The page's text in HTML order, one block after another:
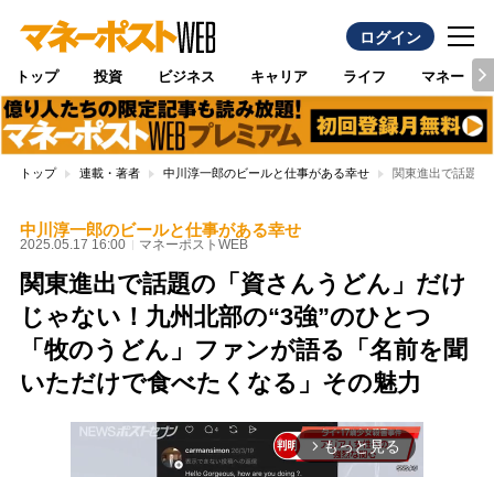
ログイン
トップ 投資 ビジネス キャリア ライフ マネー
トップ 連載・著者 中川淳一郎のビールと仕事がある幸せ 関東進出で話題の
中川淳一郎のビールと仕事がある幸せ
2025.05.17 16:00 マネーポストWEB
関東進出で話題の「資さんうどん」だけ
じゃない！九州北部の“3強”のひとつ
「牧のうどん」ファンが語る「名前を聞
いただけで食べたくなる」その魅力
arrow_forward_ios もっと見る